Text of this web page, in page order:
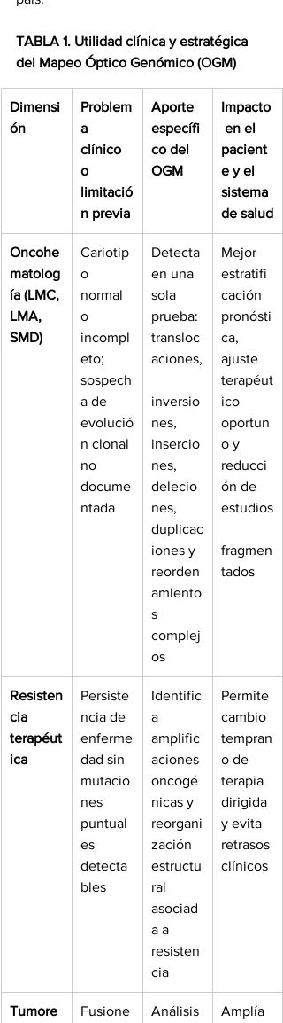
TABLA 1. Utilidad clínica y estratégica
del Mapeo Óptico Genómico (OGM)
Dimensi
ón
Problem
a
clínico
o
limitació
n previa
Aporte
específi
co del
OGM
Impacto
en el
pacient
e y el
sistema
de salud
Oncohe
matolog
ía (LMC,
LMA,
SMD)
Cariotip
o
normal
o
incompl
eto;
sospech
a de
evolució
n clonal
no
docume
ntada
Detecta
en una
sola
prueba:
transloc
aciones,
inversio
nes,
insercio
nes,
delecio
nes,
duplicac
iones y
reorden
amiento
s
complej
os
Mejor
estratifi
cación
pronósti
ca,
ajuste
terapéut
ico
oportun
o y
reducci
ón de
estudios
fragmen
tados
Resisten
cia
terapéut
ica
Persiste
ncia de
enferme
dad sin
mutacio
nes
puntual
es
detecta
bles
Identific
a
amplific
aciones
oncogé
nicas y
reorgani
zación
estructu
ral
asociad
a a
resisten
cia
Permite
cambio
tempran
o de
terapia
dirigida
y evita
retrasos
clínicos
Tumore Fusione Análisis Amplía